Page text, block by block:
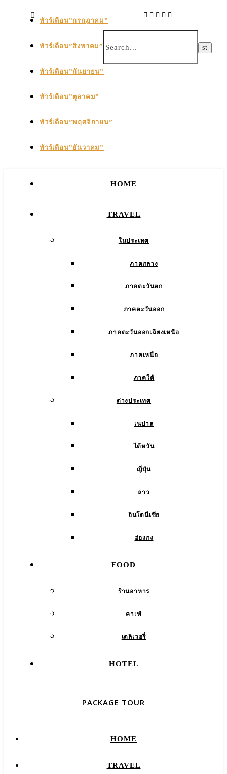
ทัวร์เดือน”กรกฎาคม”
ทัวร์เดือน”สิงหาคม”
ทัวร์เดือน”กันยายน”
ทัวร์เดือน”ตุลาคม”
ทัวร์เดือน”พฤศจิกายน”
ทัวร์เดือน”ธันวาคม”
HOME
TRAVEL
ในประเทศ
ภาคกลาง
ภาคตะวันตก
ภาคตะวันออก
ภาคตะวันออกเฉียงเหนือ
ภาคเหนือ
ภาคใต้
ต่างประเทศ
เนปาล
ไต้หวัน
ญี่ปุ่น
ลาว
อินโดนีเซีย
ฮ่องกง
FOOD
ร้านอาหาร
คาเฟ่
เดลิเวอรี่
HOTEL
PACKAGE TOUR
HOME
TRAVEL